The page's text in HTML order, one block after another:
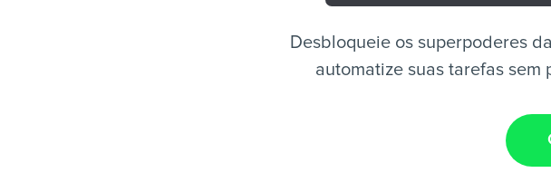
Desbloqueie os superpoderes
automatize suas tarefas